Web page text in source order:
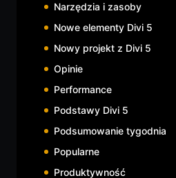
Narzędzia i zasoby
Nowe elementy Divi 5
Nowy projekt z Divi 5
Opinie
Performance
Podstawy Divi 5
Podsumowanie tygodnia
Popularne
Produktywność